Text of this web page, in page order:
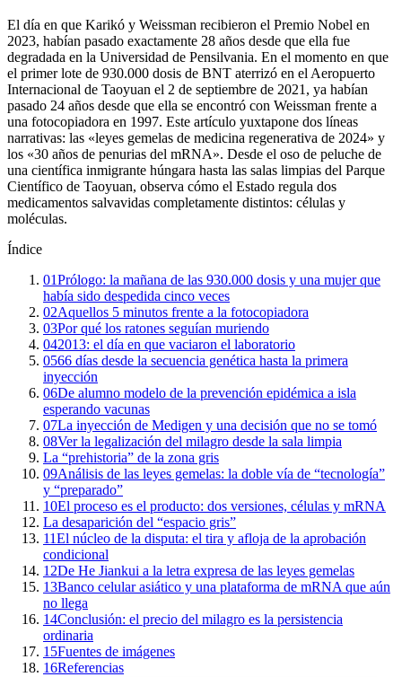
El día en que Karikó y Weissman recibieron el Premio Nobel en
2023, habían pasado exactamente 28 años desde que ella fue
degradada en la Universidad de Pensilvania. En el momento en que
el primer lote de 930.000 dosis de BNT aterrizó en el Aeropuerto
Internacional de Taoyuan el 2 de septiembre de 2021, ya habían
pasado 24 años desde que ella se encontró con Weissman frente a
una fotocopiadora en 1997. Este artículo yuxtapone dos líneas
narrativas: las «leyes gemelas de medicina regenerativa de 2024» y
los «30 años de penurias del mRNA». Desde el oso de peluche de
una científica inmigrante húngara hasta las salas limpias del Parque
Científico de Taoyuan, observa cómo el Estado regula dos
medicamentos salvavidas completamente distintos: células y
moléculas.
Índice
01Prólogo: la mañana de las 930.000 dosis y una mujer que
había sido despedida cinco veces
02Aquellos 5 minutos frente a la fotocopiadora
03Por qué los ratones seguían muriendo
042013: el día en que vaciaron el laboratorio
0566 días desde la secuencia genética hasta la primera
inyección
06De alumno modelo de la prevención epidémica a isla
esperando vacunas
07La inyección de Medigen y una decisión que no se tomó
08Ver la legalización del milagro desde la sala limpia
La “prehistoria” de la zona gris
09Análisis de las leyes gemelas: la doble vía de “tecnología”
y “preparado”
10El proceso es el producto: dos versiones, células y mRNA
La desaparición del “espacio gris”
11El núcleo de la disputa: el tira y afloja de la aprobación
condicional
12De He Jiankui a la letra expresa de las leyes gemelas
13Banco celular asiático y una plataforma de mRNA que aún
no llega
14Conclusión: el precio del milagro es la persistencia
ordinaria
15Fuentes de imágenes
16Referencias